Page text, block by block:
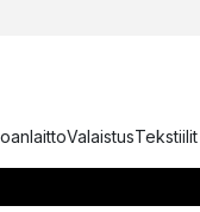
Valaistus